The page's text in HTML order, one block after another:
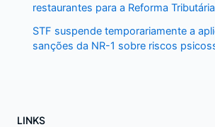
restaurantes para a Reforma Tributária
STF suspende temporariamente a
sanções da NR-1 sobre riscos
LINKS